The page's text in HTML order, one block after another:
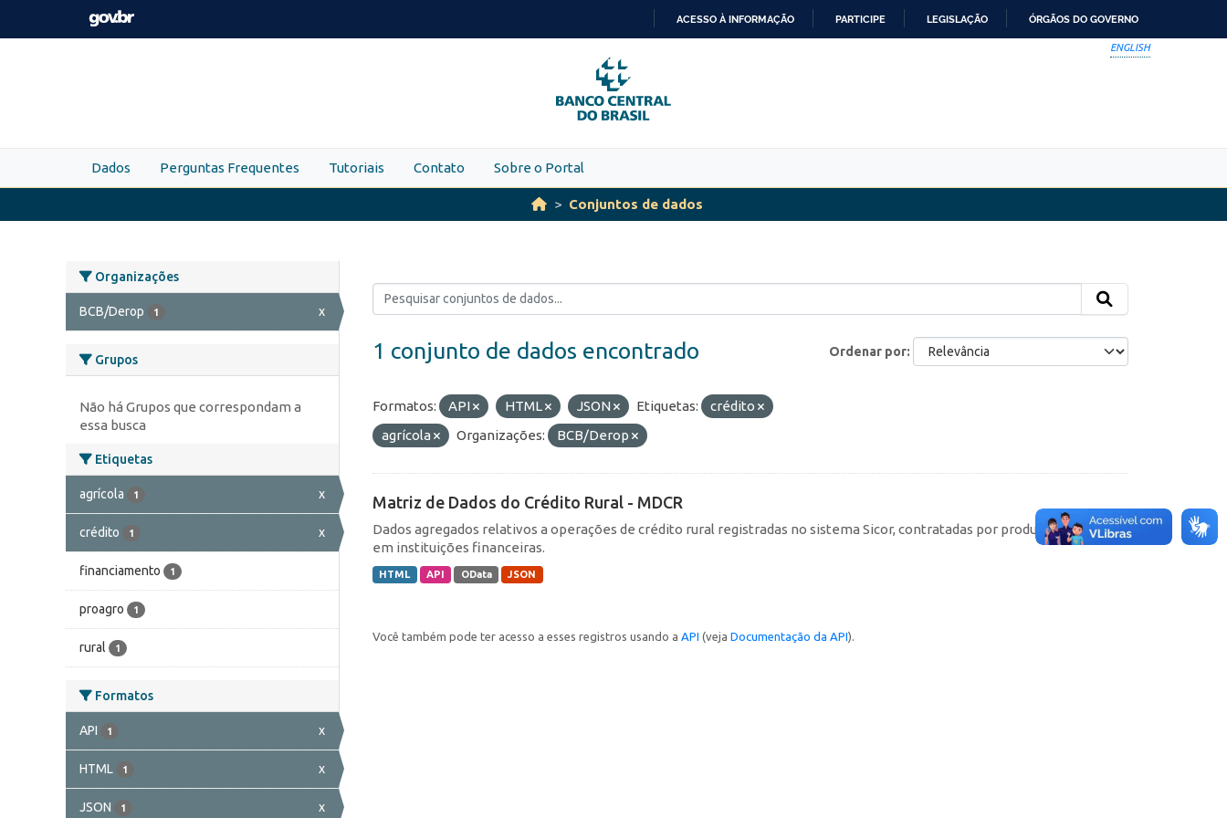
Skip to main content
PARA
O
CONTEÚDO
ACESSO À INFORMAÇÃO PARTICIPE LEGISLAÇÃO ÓRGÃOS DO GOVERNO
ENGLISH
Dados Perguntas Frequentes Tutoriais Contato Sobre o Portal
Conjuntos de dados
Organizações
BCB/Derop 1 x
Grupos
Não há Grupos que correspondam a
essa busca
Etiquetas
agrícola 1 x
crédito 1 x
financiamento 1
proagro 1
rural 1
Formatos
API 1 x
HTML 1 x
JSON 1 x
Ordenar por
1 conjunto de dados encontrado
Formatos: API HTML JSON Etiquetas:
crédito
agrícola
Organizações: BCB/Derop
Matriz de Dados do Crédito Rural - MDCR
Dados agregados relativos a operações de crédito rural registradas no sistema Sicor, contratadas por produtores rurais
em instituições financeiras.
HTML API OData JSON
Você também pode ter acesso a esses registros usando a API (veja Documentação da API).